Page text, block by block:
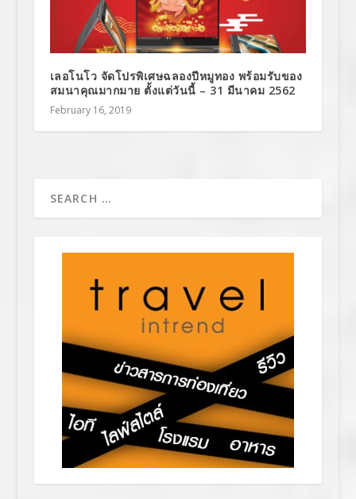
เลอโนโว จัดโปรพิเศษฉลองปีหมูทอง พร้อมรับของ
สมนาคุณมากมาย ตั้งแต่วันนี้ – 31 มีนาคม 2562
February 16, 2019